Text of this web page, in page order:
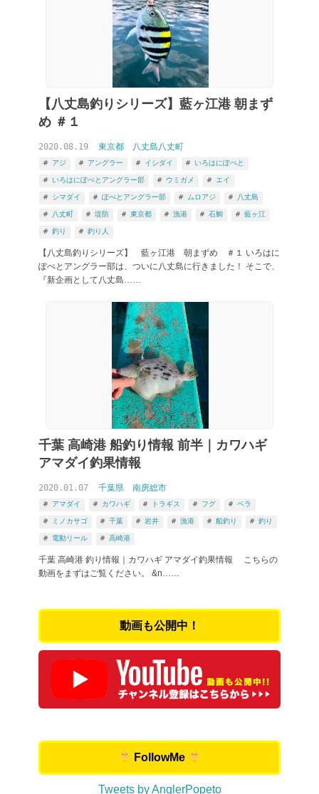
【八丈島釣りシリーズ】藍ヶ江港 朝まず
め ＃１
2020.08.19 東京都 八丈島八丈町
アジ アングラー イシダイ いろはにぽぺと
いろはにぽぺとアングラー部 ウミガメ エイ
シマダイ ぽぺとアングラー部 ムロアジ 八丈島
八丈町 堤防 東京都 漁港 石鯛 藍ヶ江
釣り 釣り人
【八丈島釣りシリーズ】 藍ヶ江港 朝まずめ ＃１ いろはに
ぽぺとアングラー部は、ついに八丈島に行きました！ そこで、
『新企画として八丈島……
千葉 高崎港 船釣り情報 前半｜カワハギ
アマダイ釣果情報
2020.01.07 千葉県 南房総市
アマダイ カワハギ トラギス フグ ベラ
ミノカサゴ 千葉 岩井 漁港 船釣り 釣り
電動リール 高崎港
千葉 高崎港 釣り情報｜カワハギ アマダイ釣果情報 こちらの
動画をまずはご覧ください。 &n……
動画も公開中！
FollowMe
Tweets by AnglerPopeto